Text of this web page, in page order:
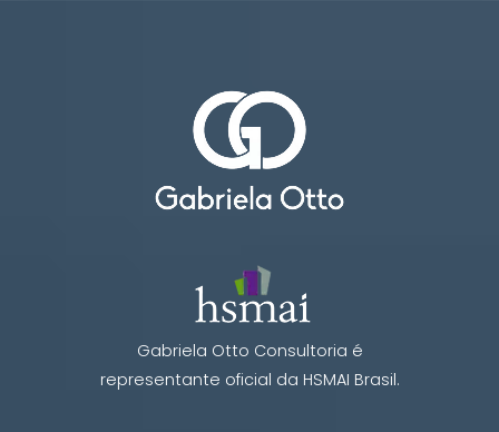
Gabriela Otto Consultoria é
representante oficial da HSMAI Brasil.